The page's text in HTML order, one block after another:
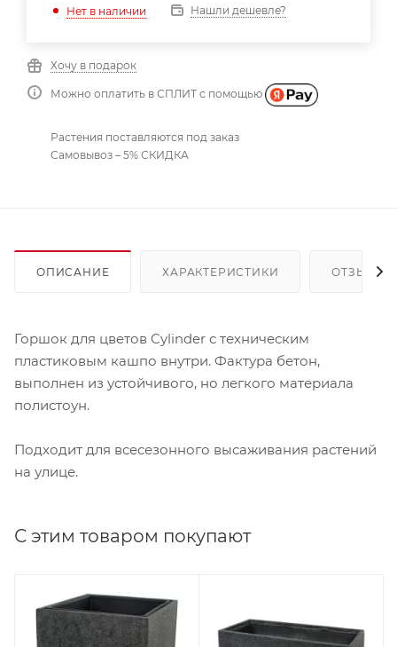
Нет в наличии Нашли дешевле?
Хочу в подарок
Можно оплатить в СПЛИТ с помощью
Растения поставляются под заказ
Самовывоз – 5% СКИДКА
ОПИСАНИЕ ХАРАКТЕРИСТИКИ ОТЗЫВЫ
Горшок для цветов Cylinder с техническим
пластиковым кашпо внутри. Фактура бетон,
выполнен из устойчивого, но легкого материала
полистоун.
Подходит для всесезонного высаживания растений
на улице.
С этим товаром покупают